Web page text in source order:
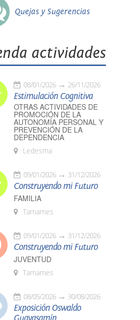
Quejas y Sugerencias
actividades
08/01/2026 26/11/2026
Estimulación Cognitiva
OTRAS ACTIVIDADES DE
PROMOCIÓN DE LA
AUTONOMÍA PERSONAL Y
PREVENCIÓN DE LA
DEPENDENCIA
Ledesma
09/01/2026 31/12/2026
Construyendo mi Futuro
FAMILIA
Tamames
09/01/2026 31/12/2026
Construyendo mi Futuro
JUVENTUD
Tamames
08/05/2026 30/08/2026
Exposición Oswaldo